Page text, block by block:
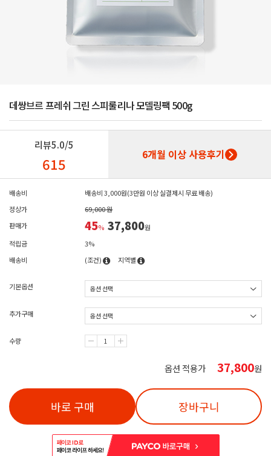
데쌍브르 프레쉬 그린 스피룰리나 모델링팩 500g
리뷰5.0/5
615 6개월 이상 사용후기
배송비
배송비 3,000원(3만원 이상 실결제시 무료 배송)
정상가
69,000 원
판매가
45% 37,800원
적립금
3%
배송비
(조건) 지역별
기본옵션
추가구매
수량
옵션 적용가 37,800원
바로 구매 장바구니